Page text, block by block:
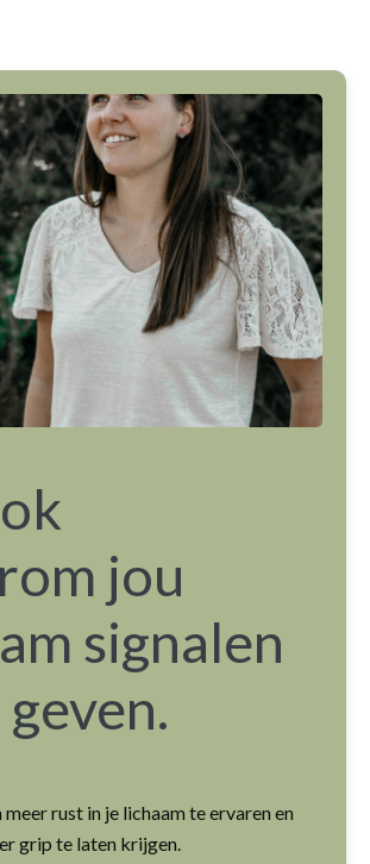
jou
signalen
rust in je lichaam te ervaren en
grip te laten krijgen.